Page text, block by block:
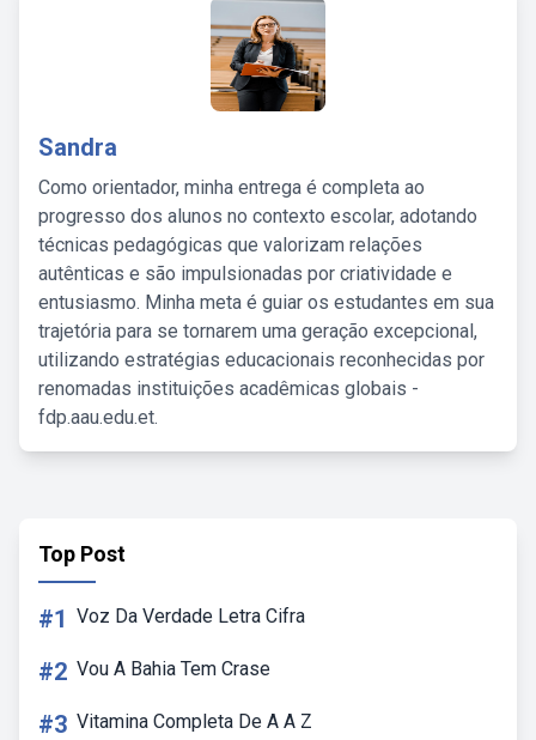
Sandra
Como orientador, minha entrega é completa ao
progresso dos alunos no contexto escolar, adotando
técnicas pedagógicas que valorizam relações
autênticas e são impulsionadas por criatividade e
entusiasmo. Minha meta é guiar os estudantes em sua
trajetória para se tornarem uma geração excepcional,
utilizando estratégias educacionais reconhecidas por
renomadas instituições acadêmicas globais -
fdp.aau.edu.et.
Top Post
#1 Voz Da Verdade Letra Cifra
#2 Vou A Bahia Tem Crase
#3 Vitamina Completa De A A Z